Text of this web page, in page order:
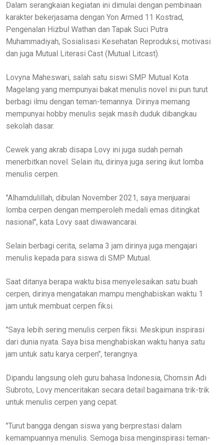
Dalam serangkaian kegiatan ini dimulai dengan pembinaan
karakter bekerjasama dengan Yon Armed 11 Kostrad,
Pengenalan Hizbul Wathan dan Tapak Suci Putra
Muhammadiyah, Sosialisasi Kesehatan Reproduksi, motivasi
dan juga Mutual Literasi Cast (Mutual Litcast).
Lovyna Maheswari, salah satu siswi SMP Mutual Kota
Magelang yang mempunyai bakat menulis novel ini pun turut
berbagi ilmu dengan teman-temannya. Dirinya memang
mempunyai hobby menulis sejak masih duduk dibangkau
sekolah dasar.
Cewek yang akrab disapa Lovy ini juga sudah pernah
menerbitkan novel. Selain itu, dirinya juga sering ikut lomba
menulis cerpen.
"Alhamdulillah, dibulan November 2021, saya menjuarai
lomba cerpen dengan memperoleh medali emas ditingkat
nasional", kata Lovy saat diwawancarai.
Selain berbagi cerita, selama 3 jam dirinya juga mengajari
menulis kepada para siswa di SMP Mutual.
Saat ditanya berapa waktu bisa menyelesaikan satu buah
cerpen, dirinya mengatakan mampu menghabiskan waktu 1
jam untuk membuat cerpen fiksi.
"Saya lebih sering menulis cerpen fiksi. Meskipun inspirasi
dari dunia nyata. Saya bisa menghabiskan waktu hanya satu
jam untuk satu karya cerpen", terangnya.
Dipandu langsung oleh guru bahasa Indonesia, Chomsin Adi
Subroto, Lovy menceritakan secara detail bagaimana trik-trik
untuk menulis cerpen yang cepat.
"Turut bangga dengan siswa yang berprestasi dalam
kemampuannya menulis. Semoga bisa menginspirasi teman-